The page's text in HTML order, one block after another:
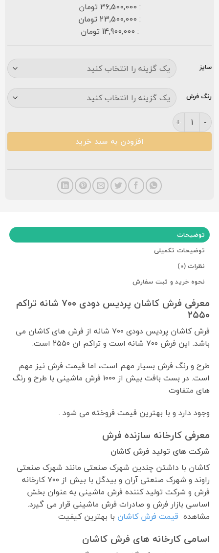
: 36,500,000 تومان
: 23,500,000 تومان
: 14,900,000 تومان
سایز
رنگ فرش
فرش کاشان پردیس دودی ۷۰۰ شانه تراکم ۲۵۵۰ عدد
افزودن به سبد خرید
توضیحات
توضیحات تکمیلی
نظرات (0)
نحوه خرید و ثبت سفارش
معرفی فرش کاشان پردیس دودی ۷۰۰ شانه تراکم
۲۵۵۰
فرش کاشان پردیس دودی ۷۰۰ شانه از فرش های کاشان می
باشد. این فرش ۷۰۰ شانه است و تراکم ان ۲۵۵۰ است.
طرح و رنگ فرش بسیار مهم است، اما قیمت فرش نیز مهم
است. در بست بافت بیش از ۱۰۰۰ فرش ماشینی با طرح و رنگ
های متفاوت
وجود دارد و با بهترین قیمت فروخته می شود .
معرفی کارخانه سازنده فرش
شرکت های تولید فرش کاشان
کاشان با داشتن چندین شهرک صنعتی مانند شهرک صنعتی
راوند و شهرک صنعتی آران و بیدگل با بیش از ۷۰۰ کارخانه
فرش و شرکت تولید کننده فرش ماشینی به عنوان بخش
اساسی بازار فرش و صادرات فرش ماشینی قرار می گیرد.
مشاهده قیمت فرش کاشان با بهترین کیفیت
اسامی کارخانه های فرش کاشان